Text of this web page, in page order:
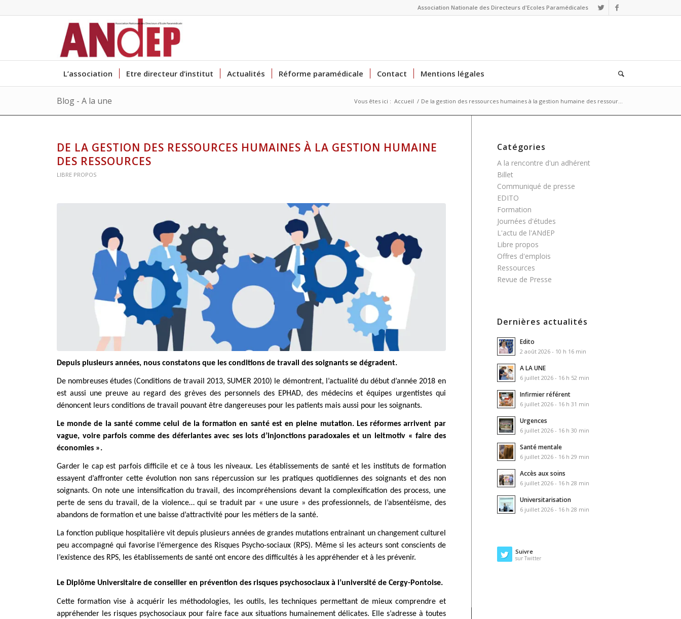
Association Nationale des Directeurs d'Ecoles Paramédicales
L’association Etre directeur d’institut Actualités Réforme paramédicale Contact Mentions légales
Blog - A la une Vous êtes ici : Accueil / De la gestion des ressources humaines à la gestion humaine des ressour...
DE LA GESTION DES RESSOURCES HUMAINES À LA GESTION HUMAINE
DES RESSOURCES
LIBRE PROPOS
Depuis plusieurs années, nous constatons que les conditions de travail des soignants se dégradent.
De nombreuses études (Conditions de travail 2013, SUMER 2010) le démontrent, l’actualité du début d’année 2018 en
est aussi une preuve au regard des grèves des personnels des EPHAD, des médecins et équipes urgentistes qui
dénoncent leurs conditions de travail pouvant être dangereuses pour les patients mais aussi pour les soignants.
Le monde de la santé comme celui de la formation en santé est en pleine mutation. Les réformes arrivent par
vague, voire parfois comme des déferlantes avec ses lots d’injonctions paradoxales et un leitmotiv « faire des
économies ».
Garder le cap est parfois difficile et ce à tous les niveaux. Les établissements de santé et les instituts de formation
essayent d’affronter cette évolution non sans répercussion sur les pratiques quotidiennes des soignants et des non
soignants. On note une intensification du travail, des incompréhensions devant la complexification des process, une
perte de sens du travail, de la violence… qui se traduit par « une usure » des professionnels, de l’absentéisme, des
abandons de formation et une baisse d’attractivité pour les métiers de la santé.
La fonction publique hospitalière vit depuis plusieurs années de grandes mutations entrainant un changement culturel
peu accompagné qui favorise l’émergence des Risques Psycho-sociaux (RPS). Même si les acteurs sont conscients de
l’existence des RPS, les établissements de santé ont encore des difficultés à les appréhender et à les prévenir.
Le Diplôme Universitaire de conseiller en prévention des risques psychosociaux à l’université de Cergy-Pontoise.
Cette formation vise à acquérir les méthodologies, les outils, les techniques permettant de mieux comprendre et
appréhender les risques psychosociaux pour faire face aux situations humainement délicates. Elle s’adresse à toutes
Catégories
A la rencontre d'un adhérent
Billet
Communiqué de presse
EDITO
Formation
Journées d'études
L'actu de l'ANdEP
Libre propos
Offres d'emplois
Ressources
Revue de Presse
Dernières actualités
Edito
2 août 2026 - 10 h 16 min
A LA UNE
6 juillet 2026 - 16 h 52 min
Infirmier référent
6 juillet 2026 - 16 h 31 min
Urgences
6 juillet 2026 - 16 h 30 min
Santé mentale
6 juillet 2026 - 16 h 29 min
Accès aux soins
6 juillet 2026 - 16 h 28 min
Universitarisation
6 juillet 2026 - 16 h 28 min
Suivre
sur Twitter